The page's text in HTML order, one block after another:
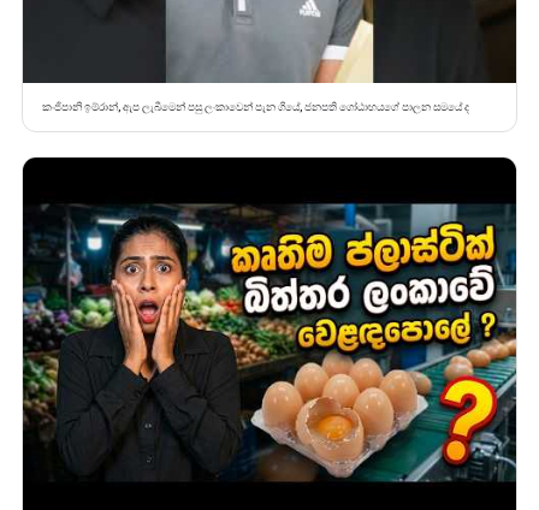
කංජිපානි ඉම්රාන්, ඇප ලැබීමෙන් පසු ලංකාවෙන් පැන ගියේ, ජනපති ගෝඨාභයගේ පාලන සමයේ ද